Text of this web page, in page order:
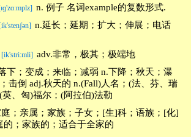
n. 例子 名词example的复数形式.
[ik'stenʃən] n.延长；延期；扩大；伸展；电话
[ik'stri:mli] adv.非常，极其；极端地
下；变成；来临；减弱 n.下降；秋天；瀑
击倒 adj.秋天的 n.(Fall)人名；(法、芬、瑞
、匈)福尔；(阿拉伯)法勒
；亲属；家族；子女；[生]科；语族；[化]
的；家族的；适合于全家的